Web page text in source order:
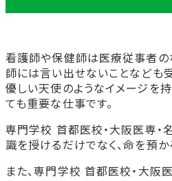
看護師や保健師は医療従事者の
師には言い出せないことなども
優しい天使のようなイメージを
ても重要な仕事です。
専門学校 首都医校・大阪医専・
識を授けるだけでなく、命を預
また、専門学校 首都医校・大阪